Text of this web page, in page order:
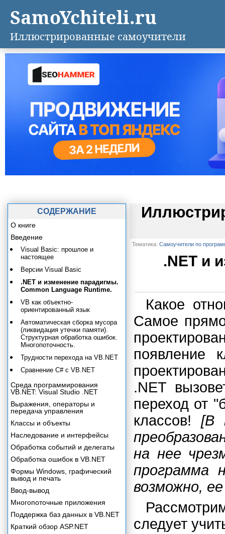
Тематика: Самоучители по
.NET и
Какое
Самое
появление
.NET
переход от
классов! [В
на нее
программа
возможно,
следует
СОДЕРЖАНИЕ
О книге
Введение
Visual Basic: прошлое и
настоящее
Версии Visual Basic
.NET и изменение парадигмы.
Common Language Runtime.
VB как объектно-
ориентированный язык
Автоматическая сборка мусора
(ликвидация утечки памяти).
Структурная обработка ошибок.
Многопоточность.
Трудности перехода на VB.NET
Сравнение С# с VB.NET
Среда программирования
VB.NET: Visual Studio .NET
Выражения, операторы и
передача управления
Классы и объекты
Наследование и интерфейсы
Обработка событий и делегаты
Обработка ошибок в VB.NET
Формы Windows, графический
вывод и печать
Ввод-вывод
Многопоточные приложения
Поддержка баз данных в VB.NET
Краткий обзор ASP.NET
SamoYchiteli.ru
Иллюстрированные самоучители